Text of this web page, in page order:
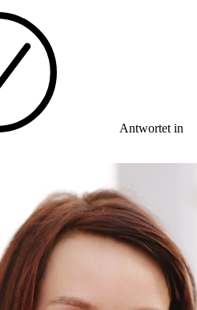
Antwortet in